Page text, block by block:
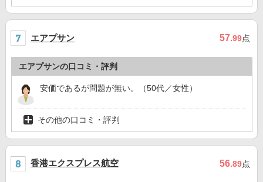
エアプサン 57.99点
エアプサンの口コミ・評判
安価であるが問題が無い。（50代／女性）
その他の口コミ・評判
香港エクスプレス航空 56.89点